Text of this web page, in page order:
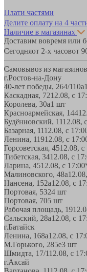
Плати частями
Делите оплату на 4
Наличие в магазинах
Доставим вовремя или
Сегодняот 2-х часовот
Самовывоз из
г.Ростов-на-Дону
40-лет победы, 264/110а
Каскадная, 7212.08, с
Королева, 30а1 шт
Красноармейская, 144
Будённовский, 1112.08,
Базарная, 1112.08, с
Ленина, 11912.08, с
Горсоветская, 4512.08,
Тибетская, 3412.08, с
Ларина, 4512.08, с
Малиновского, 48а
Нансена, 152а12.08, с
Портовая, 5324 шт
Портовая, 705 шт
Рабочая площадь, 19
Сальский, 28a12.08, с
г.Батайск
Ленина, 168а12.08, с
М.Горького, 285е3 шт
Шмидта, 17/112.08, с
г.Аксай